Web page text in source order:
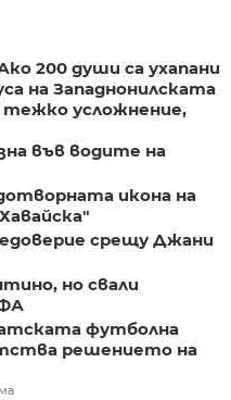
200 души са ухапани
на Западнонилската
тежко усложнение,
във водите на
икона на
срещу Джани
но свали
футболна
решението на